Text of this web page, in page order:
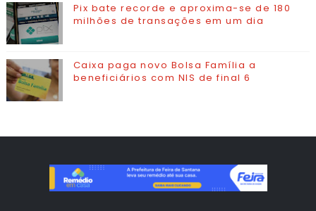
Pix bate recorde e aproxima-se de 180
milhões de transações em um dia
Caixa paga novo Bolsa Família a
beneficiários com NIS de final 6